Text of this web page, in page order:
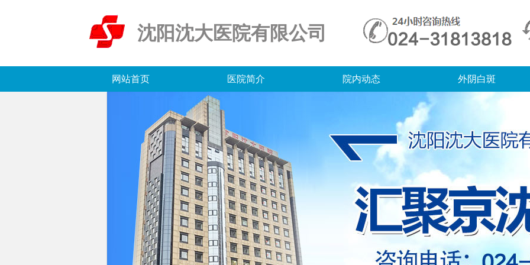
沈阳沈大医院有限公司
网站首页 医院简介 院内动态 外阴白斑